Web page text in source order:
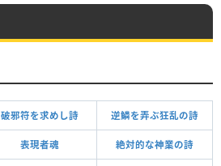
破邪符を求めし詩 逆鱗を弄ぶ狂乱の詩
表現者魂 絶対的な神業の詩